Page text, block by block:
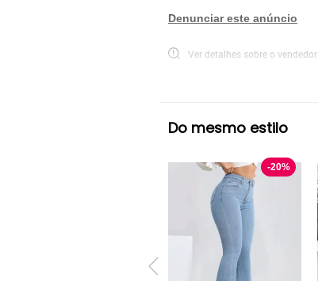
Denunciar este anúncio
Ver detalhes sobre o vendedor
Do mesmo estilo
-20%